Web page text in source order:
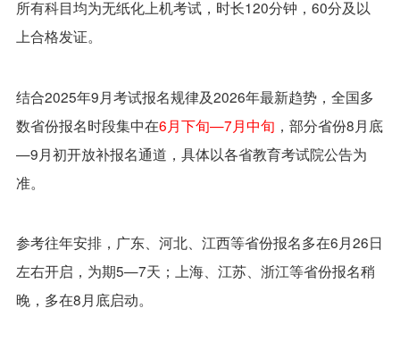
所有科目均为无纸化上机考试，时长120分钟，60分及以
上合格发证。
结合2025年9月考试报名规律及2026年最新趋势，全国多
数省份报名时段集中在6月下旬—7月中旬 ，部分省份8月底
—9月初开放补报名通道，具体以各省教育考试院公告为
准。
参考往年安排，广东、河北、江西等省份报名多在6月26日
左右开启，为期5—7天；上海、江苏、浙江等省份报名稍
晚，多在8月底启动。